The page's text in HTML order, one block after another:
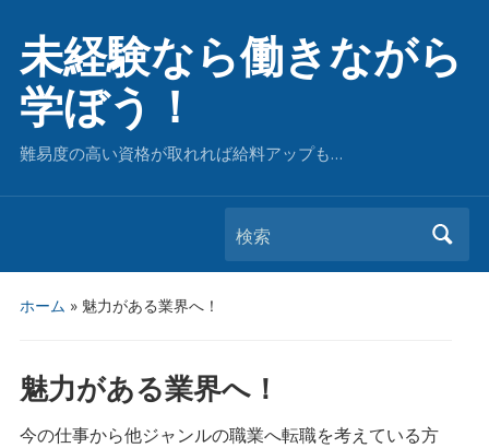
未経験なら働きながら
学ぼう！
難易度の高い資格が取れれば給料アップも…
検索
ホーム » 魅力がある業界へ！
魅力がある業界へ！
今の仕事から他ジャンルの職業へ転職を考えている方